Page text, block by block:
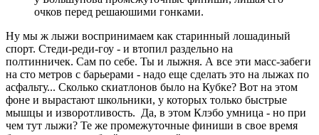
очков перед решаюшими гонками.
Ну мы ж лыжи воспринимаем как старинный лошадиный
спорт. Стеди-реди-гоу - и втопил раздельно на
полтинничек. Сам по себе. Ты и лыжня. А все эти масс-забеги
на сто метров с барьерами - надо еще сделать это на лыжах по
асфальту... Сколько скиатлонов было на Кубке? Вот на этом
фоне и вырастают школьники, у которых только быстрые
мышцы и изворотливость. Да, в этом Клэбо умница - но при
чем тут лыжи? Те же промежуточные финиши в свое время